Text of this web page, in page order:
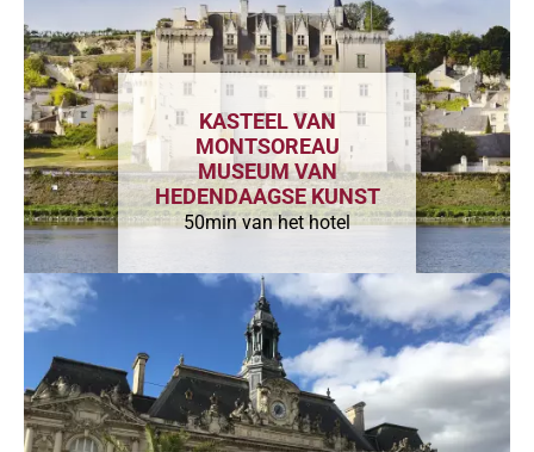
KASTEEL VAN
MONTSOREAU
MUSEUM VAN
HEDENDAAGSE KUNST
50min van het hotel